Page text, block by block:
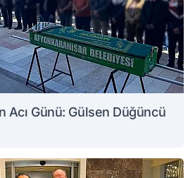
Acı Günü: Gülsen Düğüncü